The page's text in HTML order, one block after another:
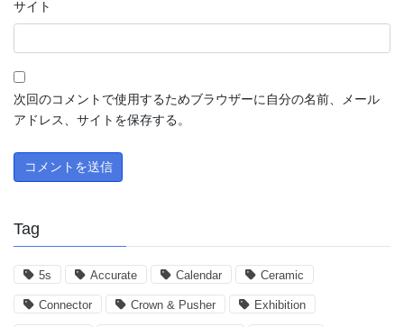
サイト
次回のコメントで使用するためブラウザーに自分の名前、メール
アドレス、サイトを保存する。
Tag
5s Accurate Calendar Ceramic
Connector Crown & Pusher Exhibition